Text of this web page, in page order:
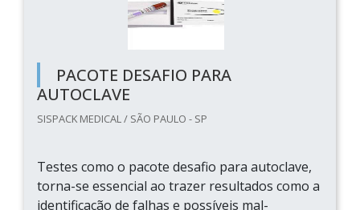
PACOTE DESAFIO PARA
AUTOCLAVE
SISPACK MEDICAL / SÃO PAULO - SP
Testes como o pacote desafio para autoclave,
torna-se essencial ao trazer resultados como a
identificação de falhas e possíveis mal-